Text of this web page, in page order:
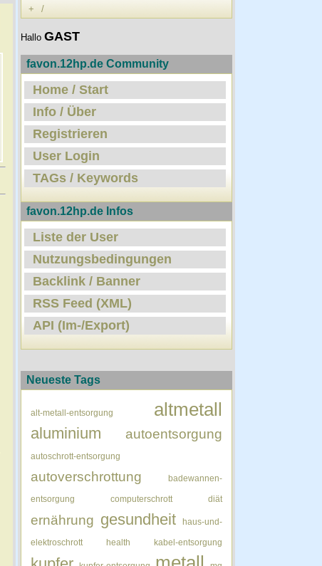
+
/
Hallo GAST
favon.12hp.de Community
Home / Start
Info / Über
Registrieren
User Login
TAGs / Keywords
favon.12hp.de Infos
Liste der User
Nutzungsbedingungen
Backlink / Banner
RSS Feed (XML)
API (Im-/Export)
Neueste Tags
alt-metall-entsorgung altmetall
aluminium autoentsorgung
autoschrott-entsorgung
autoverschrottung badewannen-
entsorgung computerschrott diät
ernährung gesundheit haus-und-
elektroschrott health kabel-entsorgung